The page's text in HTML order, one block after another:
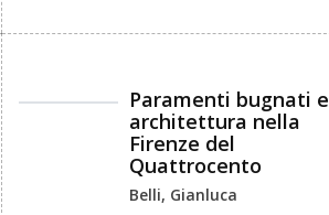
Paramenti bugnati e
architettura nella
Firenze del
Quattrocento
Belli, Gianluca